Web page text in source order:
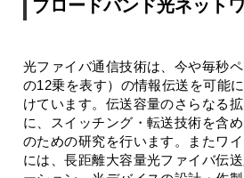
ブロードバンド光ネット
光ファイバ通信技術は、今や毎秒
の12乗を表す）の情報伝送を可能
けています。伝送容量のさらなる
に、スイッチング・転送技術を含
のための研究を行います。またワ
には、長距離大容量光ファイバ伝